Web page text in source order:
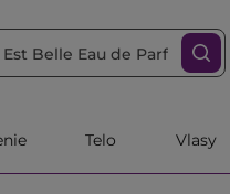
Telo Vlasy